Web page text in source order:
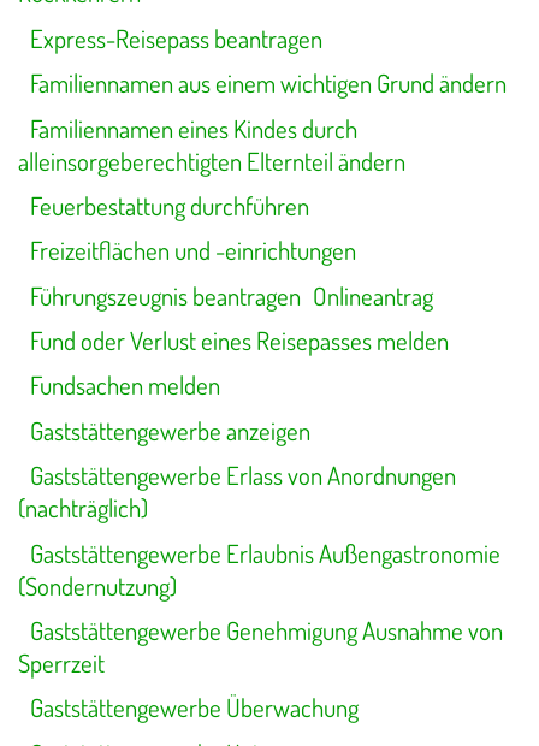
Express-Reisepass beantragen
Familiennamen aus einem wichtigen Grund ändern
Familiennamen eines Kindes durch
alleinsorgeberechtigten Elternteil ändern
Feuerbestattung durchführen
Freizeitflächen und -einrichtungen
Führungszeugnis beantragen Onlineantrag
Fund oder Verlust eines Reisepasses melden
Fundsachen melden
Gaststättengewerbe anzeigen
Gaststättengewerbe Erlass von Anordnungen
(nachträglich)
Gaststättengewerbe Erlaubnis Außengastronomie
(Sondernutzung)
Gaststättengewerbe Genehmigung Ausnahme von
Sperrzeit
Gaststättengewerbe Überwachung